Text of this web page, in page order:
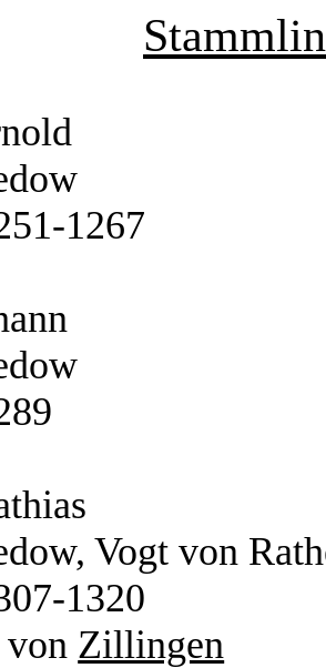
1267
Vogt von
1320
Zillingen